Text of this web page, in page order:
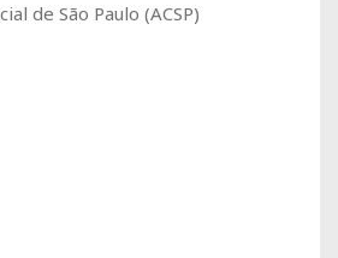
de São Paulo (ACSP)